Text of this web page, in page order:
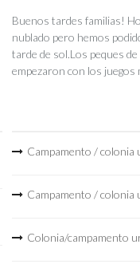
Buenos tardes familias!
nublado pero hemos
tarde de sol.Los peques
empezaron con los juegos
Campamento / colonia
Campamento / colonia
Colonia/campamento